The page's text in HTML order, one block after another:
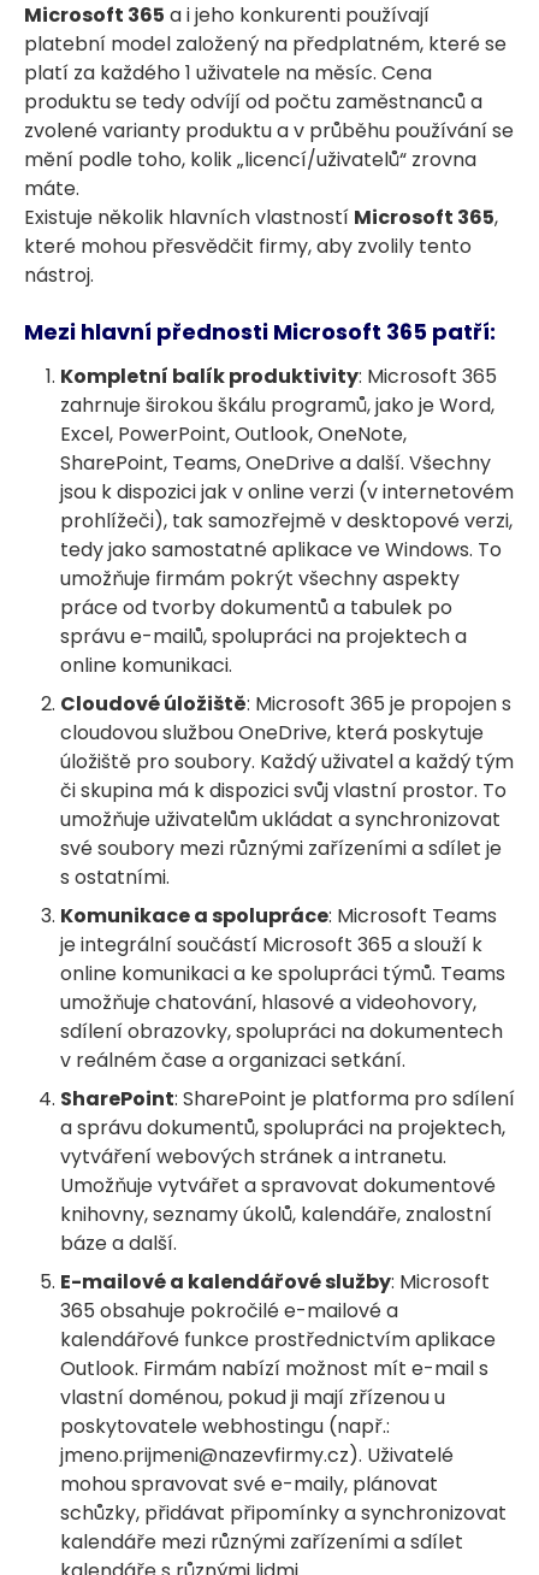
Microsoft 365 a i jeho konkurenti používají
platební model založený na předplatném, které se
platí za každého 1 uživatele na měsíc. Cena
produktu se tedy odvíjí od počtu zaměstnanců a
zvolené varianty produktu a v průběhu používání se
mění podle toho, kolik „licencí/uživatelů“ zrovna
máte.
Existuje několik hlavních vlastností Microsoft 365,
které mohou přesvědčit firmy, aby zvolily tento
nástroj.
Mezi hlavní přednosti Microsoft 365 patří:
Kompletní balík produktivity: Microsoft 365
zahrnuje širokou škálu programů, jako je Word,
Excel, PowerPoint, Outlook, OneNote,
SharePoint, Teams, OneDrive a další. Všechny
jsou k dispozici jak v online verzi (v internetovém
prohlížeči), tak samozřejmě v desktopové verzi,
tedy jako samostatné aplikace ve Windows. To
umožňuje firmám pokrýt všechny aspekty
práce od tvorby dokumentů a tabulek po
správu e-mailů, spolupráci na projektech a
online komunikaci.
Cloudové úložiště: Microsoft 365 je propojen s
cloudovou službou OneDrive, která poskytuje
úložiště pro soubory. Každý uživatel a každý tým
či skupina má k dispozici svůj vlastní prostor. To
umožňuje uživatelům ukládat a synchronizovat
své soubory mezi různými zařízeními a sdílet je
s ostatními.
Komunikace a spolupráce: Microsoft Teams
je integrální součástí Microsoft 365 a slouží k
online komunikaci a ke spolupráci týmů. Teams
umožňuje chatování, hlasové a videohovory,
sdílení obrazovky, spolupráci na dokumentech
v reálném čase a organizaci setkání.
SharePoint: SharePoint je platforma pro sdílení
a správu dokumentů, spolupráci na projektech,
vytváření webových stránek a intranetu.
Umožňuje vytvářet a spravovat dokumentové
knihovny, seznamy úkolů, kalendáře, znalostní
báze a další.
E-mailové a kalendářové služby: Microsoft
365 obsahuje pokročilé e-mailové a
kalendářové funkce prostřednictvím aplikace
Outlook. Firmám nabízí možnost mít e-mail s
vlastní doménou, pokud ji mají zřízenou u
poskytovatele webhostingu (např.:
jmeno.prijmeni@nazevfirmy.cz). Uživatelé
mohou spravovat své e-maily, plánovat
schůzky, přidávat připomínky a synchronizovat
kalendáře mezi různými zařízeními a sdílet